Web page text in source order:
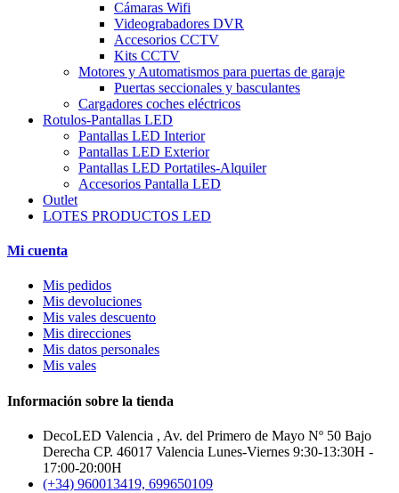
Cámaras Wifi
Videograbadores DVR
Accesorios CCTV
Kits CCTV
Motores y Automatismos para puertas de garaje
Puertas seccionales y basculantes
Cargadores coches eléctricos
Rotulos-Pantallas LED
Pantallas LED Interior
Pantallas LED Exterior
Pantallas LED Portatiles-Alquiler
Accesorios Pantalla LED
Outlet
LOTES PRODUCTOS LED
Mi cuenta
Mis pedidos
Mis devoluciones
Mis vales descuento
Mis direcciones
Mis datos personales
Mis vales
Información sobre la tienda
DecoLED Valencia , Av. del Primero de Mayo Nº 50 Bajo
Derecha CP. 46017 Valencia Lunes-Viernes 9:30-13:30H -
17:00-20:00H
(+34) 960013419, 699650109